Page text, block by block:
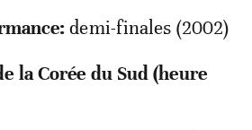
demi-finales (2002)
la Corée du Sud (heure